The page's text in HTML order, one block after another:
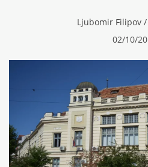
Ljubomir Filipov /
02/10/